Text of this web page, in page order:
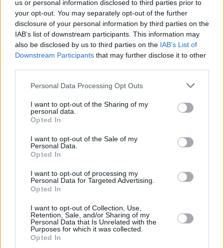
us or personal information disclosed to third parties prior to
your opt-out. You may separately opt-out of the further
disclosure of your personal information by third parties on the
IAB’s list of downstream participants. This information may
also be disclosed by us to third parties on the IAB’s List of
Downstream Participants that may further disclose it to other
Personal Data Processing Opt Outs
I want to opt-out of the Sharing of my
personal data.
Opted In
I want to opt-out of the Sale of my
Personal Data.
Opted In
I want to opt-out of processing my
Personal Data for Targeted Advertising.
Opted In
I want to opt-out of Collection, Use,
Retention, Sale, and/or Sharing of my
Personal Data that Is Unrelated with the
Purposes for which it was collected.
Opted In
07.08.2026 -Specialista pro elektronická zařízení údržby (m/ž) (tř.
Klementa 869, Mladá Boleslav II)
06.08.2026 -
Bosch Powertrain s.r.o. Jihlava • CNC operátor• mzda
Kč • náborový bonus 50.000 Kč • příspěvek na ubytování (Jihlava,
Jihlava)
06.08.2026 -Bosch Powertrain s.r.o. • montážní dělník • mzda 44.700
týdenní zálohy na mzdu 2.000 Kč (Jihlava, okres Jihlava)
Prima sport - co nabídne v prvním
vysílacím týdnu
Kdy a kde bude Prima sport k
Parabola.cz- web o satelitní, terestrické a kabelové televizi, ©
O webu parabola.cz
Dovolená u moře